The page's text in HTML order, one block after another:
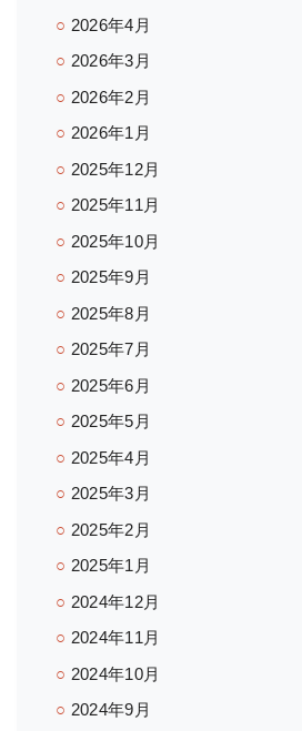
2026年4月
2026年3月
2026年2月
2026年1月
2025年12月
2025年11月
2025年10月
2025年9月
2025年8月
2025年7月
2025年6月
2025年5月
2025年4月
2025年3月
2025年2月
2025年1月
2024年12月
2024年11月
2024年10月
2024年9月